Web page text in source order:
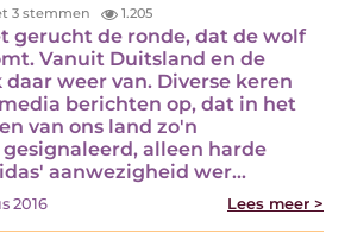
3 stemmen 1.205
gerucht de ronde, dat de wolf
Vanuit Duitsland en de
weer van. Diverse keren
berichten op, dat in het
van ons land zo'n
alleen harde
aanwezigheid wer...
2016 Lees meer >